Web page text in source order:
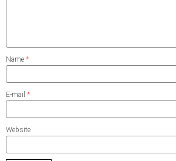
Name *
E-mail *
Website